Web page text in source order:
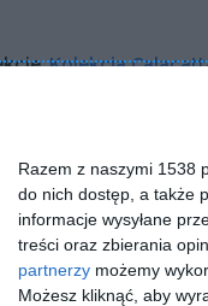
Razem z naszymi 1538
do nich dostęp, a także
informacje wysyłane
treści oraz zbierania
partnerzy możemy
Możesz kliknąć, aby
Kolekcja